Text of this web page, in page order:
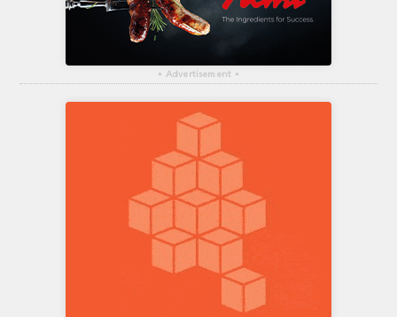
▴ Advertisement ▴